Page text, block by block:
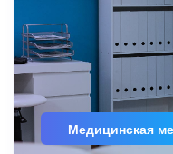
Медицинская